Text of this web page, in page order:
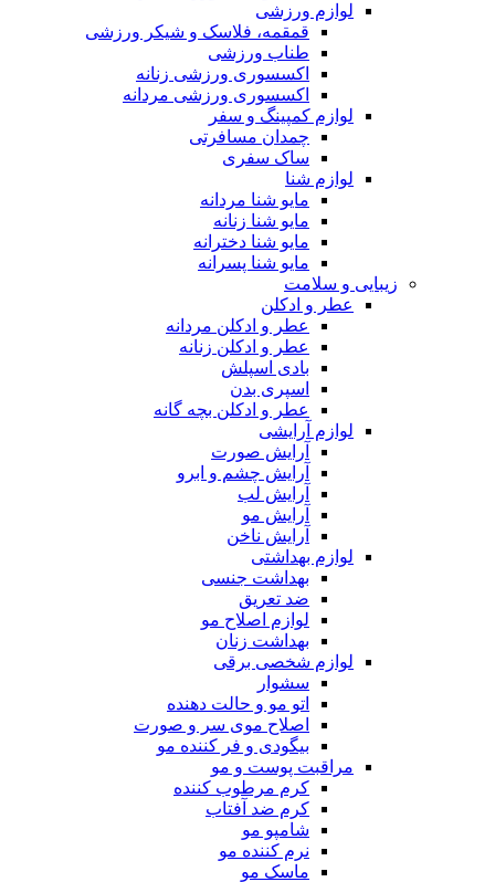
لوازم ورزشی
قمقمه، فلاسک و شیکر ورزشی
طناب ورزشی
اکسسوری ورزشی زنانه
اکسسوری ورزشی مردانه
لوازم کمپینگ و سفر
چمدان مسافرتی
ساک سفری
لوازم شنا
مایو شنا مردانه
مایو شنا زنانه
مایو شنا دخترانه
مایو شنا پسرانه
زیبایی و سلامت
عطر و ادکلن
عطر و ادکلن مردانه
عطر و ادکلن زنانه
بادی اسپلش
اسپری بدن
عطر و ادکلن بچه گانه
لوازم آرایشی
آرایش صورت
آرایش چشم و ابرو
آرایش لب
آرایش مو
آرایش ناخن
لوازم بهداشتی
بهداشت جنسی
ضد تعریق
لوازم اصلاح مو
بهداشت زنان
لوازم شخصی برقی
سشوار
اتو مو و حالت دهنده
اصلاح موی سر و صورت
بیگودی و فر کننده مو
مراقبت پوست و مو
کرم مرطوب کننده
کرم ضد آفتاب
شامپو مو
نرم کننده مو
ماسک مو